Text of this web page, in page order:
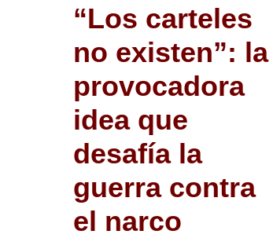
“Los carteles
no existen”: la
provocadora
idea que
desafía la
guerra contra
el narco